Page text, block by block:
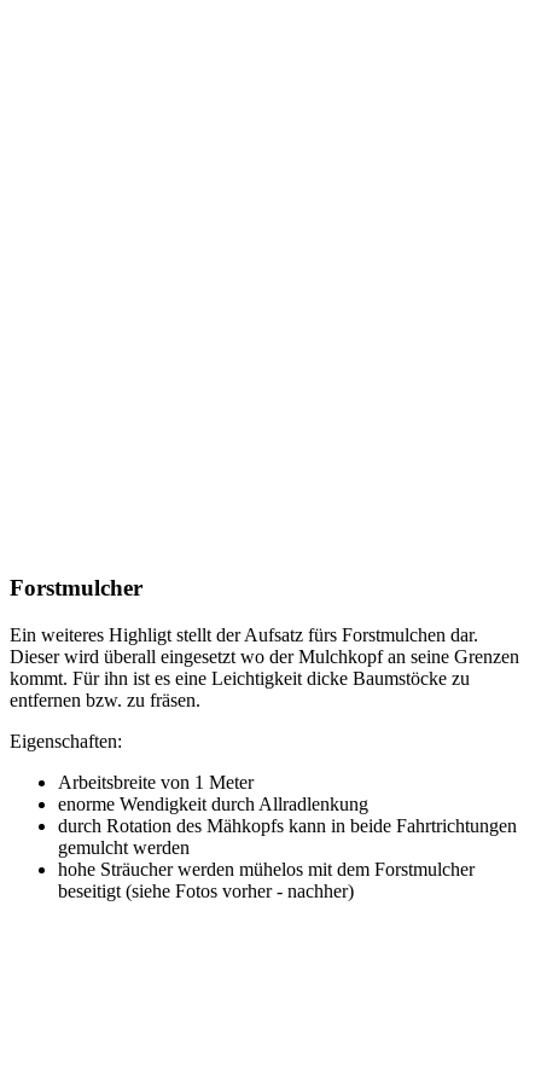
Forstmulcher
Ein weiteres Highligt stellt der Aufsatz fürs Forstmulchen dar.
Dieser wird überall eingesetzt wo der Mulchkopf an seine Grenzen
kommt. Für ihn ist es eine Leichtigkeit dicke Baumstöcke zu
entfernen bzw. zu fräsen.
Eigenschaften:
Arbeitsbreite von 1 Meter
enorme Wendigkeit durch Allradlenkung
durch Rotation des Mähkopfs kann in beide Fahrtrichtungen
gemulcht werden
hohe Sträucher werden mühelos mit dem Forstmulcher
beseitigt (siehe Fotos vorher - nachher)